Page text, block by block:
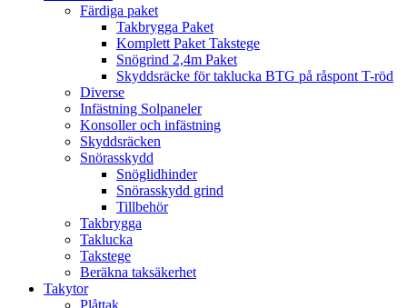
Färdiga paket
Takbrygga Paket
Komplett Paket Takstege
Snögrind 2,4m Paket
Skyddsräcke för taklucka BTG på råspont T-röd
Diverse
Infästning Solpaneler
Konsoller och infästning
Skyddsräcken
Snörasskydd
Snöglidhinder
Snörasskydd grind
Tillbehör
Takbrygga
Taklucka
Takstege
Beräkna taksäkerhet
Takytor
Plåttak